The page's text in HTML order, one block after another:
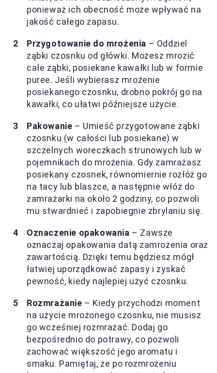
ponieważ ich obecność może wpływać na
jakość całego zapasu.
Przygotowanie do mrożenia – Oddziel
ząbki czosnku od główki. Możesz mrozić
całe ząbki, posiekane kawałki lub w formie
puree. Jeśli wybierasz mrożenie
posiekanego czosnku, drobno pokrój go na
kawałki, co ułatwi późniejsze użycie.
Pakowanie – Umieść przygotowane ząbki
czosnku (w całości lub posiekane) w
szczelnych woreczkach strunowych lub w
pojemnikach do mrożenia. Gdy zamrażasz
posiekany czosnek, równomiernie rozłóż go
na tacy lub blaszce, a następnie włóż do
zamrażarki na około 2 godziny, co pozwoli
mu stwardnieć i zapobiegnie zbrylaniu się.
Oznaczenie opakowania – Zawsze
oznaczaj opakowania datą zamrożenia oraz
zawartością. Dzięki temu będziesz mógł
łatwiej uporządkować zapasy i zyskać
pewność, kiedy najlepiej użyć czosnku.
Rozmrażanie – Kiedy przychodzi moment
na użycie mrożonego czosnku, nie musisz
go wcześniej rozmrażać. Dodaj go
bezpośrednio do potrawy, co pozwoli
zachować większość jego aromatu i
smaku. Pamiętaj, że po rozmrożeniu